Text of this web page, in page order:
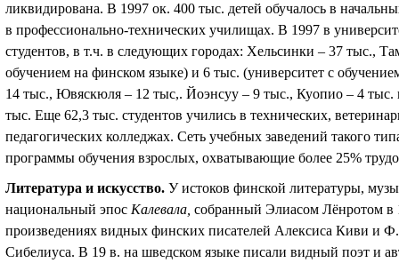
ликвидирована. В 1997 ок. 400 тыс. детей обучалось в
в профессионально-технических училищах. В 1997 в
студентов, в т.ч. в следующих городах: Хельсинки – 37 тыс.,
обучением на финском языке) и 6 тыс. (университет с
14 тыс., Ювяскюля – 12 тыс,. Йоэнсуу – 9 тыс., Куопио – 4
тыс. Еще 62,3 тыс. студентов учились в технических,
педагогических колледжах. Сеть учебных заведений такого
программы обучения взрослых, охватывающие более 25%
Литература и искусство. У истоков финской литературы,
национальный эпос Калевала, собранный Элиасом Лёнротом в
произведениях видных финских писателей Алексиса Киви и
Сибелиуса. В 19 в. на шведском языке писали видный поэт и